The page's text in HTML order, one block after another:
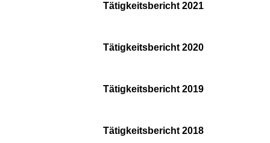
Tätigkeitsbericht 2021
Tätigkeitsbericht 2020
Tätigkeitsbericht 2019
Tätigkeitsbericht 2018